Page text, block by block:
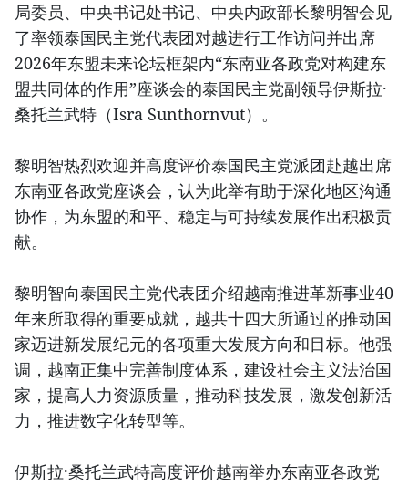
局委员、中央书记处书记、中央内政部长黎明智会见
了率领泰国民主党代表团对越进行工作访问并出席
2026年东盟未来论坛框架内“东南亚各政党对构建东
盟共同体的作用”座谈会的泰国民主党副领导伊斯拉·
桑托兰武特（Isra Sunthornvut）。
黎明智热烈欢迎并高度评价泰国民主党派团赴越出席
东南亚各政党座谈会，认为此举有助于深化地区沟通
协作，为东盟的和平、稳定与可持续发展作出积极贡
献。
黎明智向泰国民主党代表团介绍越南推进革新事业40
年来所取得的重要成就，越共十四大所通过的推动国
家迈进新发展纪元的各项重大发展方向和目标。他强
调，越南正集中完善制度体系，建设社会主义法治国
家，提高人力资源质量，推动科技发展，激发创新活
力，推进数字化转型等。
伊斯拉·桑托兰武特高度评价越南举办东南亚各政党